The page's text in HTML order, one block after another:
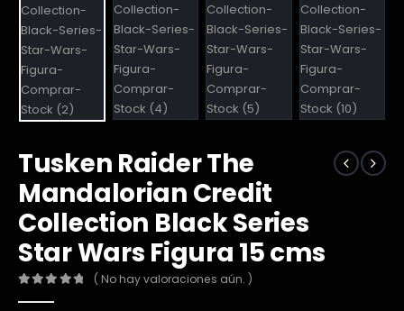
Tusken Raider The
Mandalorian Credit
Collection Black Series
Star Wars Figura 15 cms
( No hay valoraciones aún. )